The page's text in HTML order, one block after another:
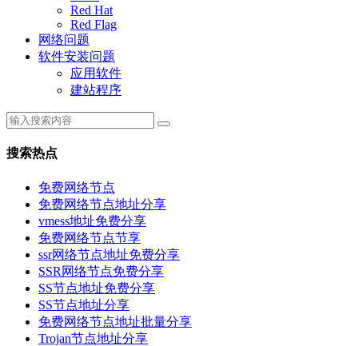
Red Hat
Red Flag
网络问题
软件安装问题
应用软件
建站程序
搜索热点
免费网络节点
免费网络节点地址分享
vmess地址免费分享
免费网络节点节享
ssr网络节点地址免费分享
SSR网络节点免费分享
SS节点地址免费分享
SS节点地址分享
免费网络节点地址批量分享
Trojan节点地址分享